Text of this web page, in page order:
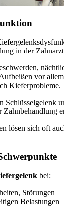
in der
vor
Kieferprobleme.
Schlüsselgelenk
lösen sich oft
bei:
Störungen
Belastungen